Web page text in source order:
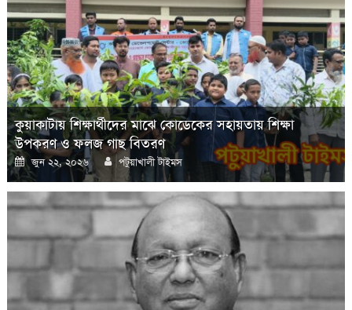
কুয়াকাটায় শিক্ষার্থীদের মাঝে কোডেকের সহায়তায় শিক্ষা
উপকরণ ও ফলজ গাছ বিতরণ
Posted
on
জুন ২২, ২০২৬ Author
পটুয়াখালী টাইমস